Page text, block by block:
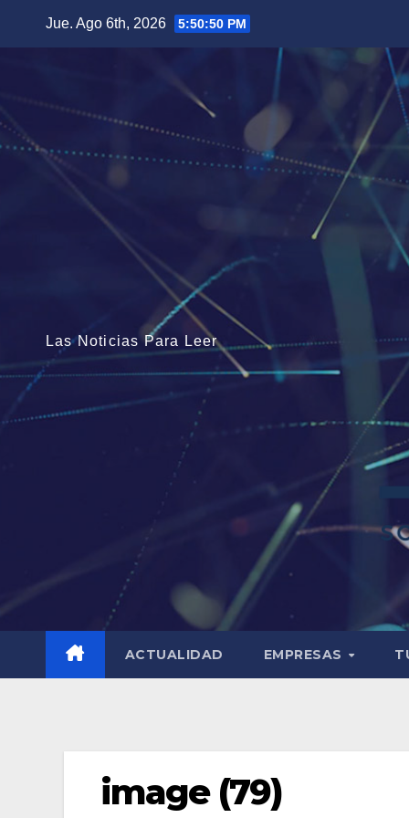
Jue. Ago 6th, 2026 5:50:50 PM
Las Noticias Para Leer
ACTUALIDAD EMPRESAS
image (79)